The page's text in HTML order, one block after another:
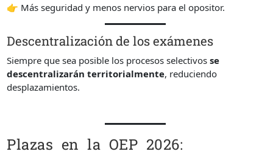
👉 Más seguridad y menos nervios para el opositor.
Descentralización de los exámenes
Siempre que sea posible los procesos selectivosse
descentralizarán territorialmente, reduciendo
desplazamientos.
Plazas en la OEP 2026: